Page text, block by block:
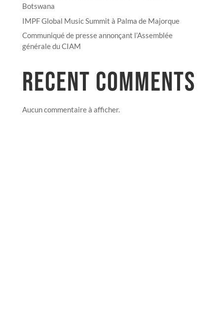
Botswana
IMPF Global Music Summit à Palma de Majorque
Communiqué de presse annonçant l’Assemblée
générale du CIAM
RECENT COMMENTS
Aucun commentaire à afficher.